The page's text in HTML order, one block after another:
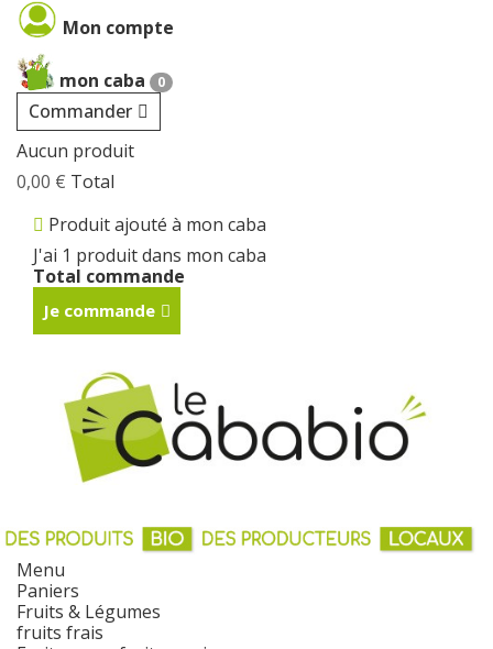
Mon compte
mon caba 0
Commander
Aucun produit
0,00 € Total
Produit ajouté à mon caba
J'ai 1 produit dans mon caba
Total commande
Je commande
Menu
Paniers
Fruits & Légumes
fruits frais
Cookies management panel